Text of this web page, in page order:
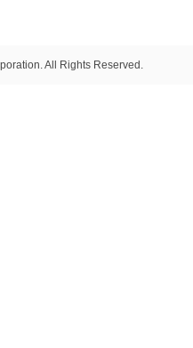
All Rights Reserved.